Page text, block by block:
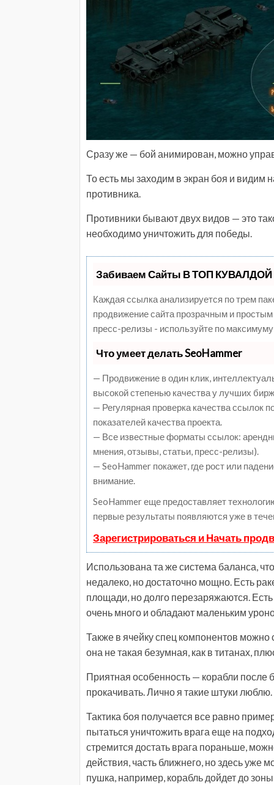
Сразу же — бой анимирован, можно
То есть мы заходим в экран боя и видим
противника.
Противники бывают двух видов — это
необходимо уничтожить для победы.
Забиваем Сайты В ТОП КУВАЛДОЙ
Каждая ссылка анализируется по трем
продвижение сайта прозрачным и
пресс-релизы - используйте по
Что умеет делать SeoHammer
— Продвижение в один клик,
высокой степенью качества у лучших
— Регулярная проверка качества ссылок
показателей качества проекта.
— Все известные форматы ссылок:
мнения, отзывы, статьи, пресс-релизы).
— SeoHammer покажет, где рост или
внимание.
SeoHammer еще предоставляет
первые результаты появляются уже в
Зарегистрироваться и Начать
Использована та же система баланса,
недалеко, но достаточно мощно. Есть
площади, но долго перезаряжаются.
очень много и обладают маленьким
Также в ячейку спец компонентов можно
она не такая безумная, как в титанах,
Приятная особенность — корабли после
прокачивать. Лично я такие штуки люблю.
Тактика боя получается все равно
пытаться уничтожить врага еще на
стремится достать врага пораньше,
действия, часть ближнего, но здесь уже
пушка, например, корабль дойдет до